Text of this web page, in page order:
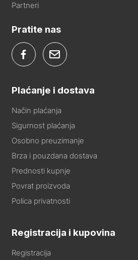
Partneri
Pratite nas
Plaćanje i dostava
Način plaćanja
Sigurnost plaćanja
Osobno preuzimanje
Brza i pouzdana dostava
Prednosti kupnje
Povrat proizvoda
Polica privatnosti
Registracija i kupovina
Registracija